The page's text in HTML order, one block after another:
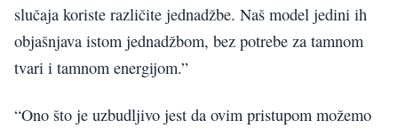
slučaja koriste različite jednadžbe. Naš model jedini ih
objašnjava istom jednadžbom, bez potrebe za tamnom
tvari i tamnom energijom.”
“Ono što je uzbudljivo jest da ovim pristupom možemo